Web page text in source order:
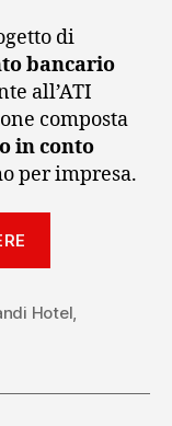
di
bancario
all’ATI
composta
in conto
per impresa.
2026
Hotel,